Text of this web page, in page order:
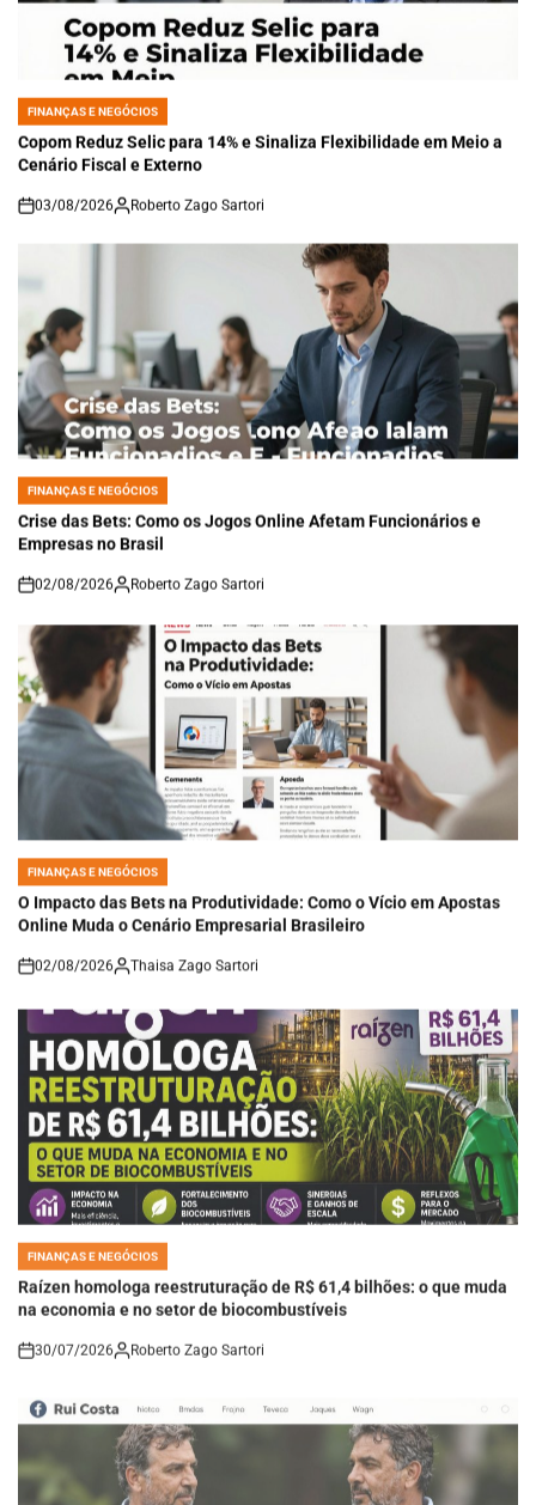
POSTED
IN
FINANÇAS E NEGÓCIOS
Copom Reduz Selic para 14% e Sinaliza Flexibilidade em Meio a
Cenário Fiscal e Externo
on
03/08/2026 Roberto Zago Sartori
POSTED
FINANÇAS E NEGÓCIOS
Crise das Bets: Como os Jogos Online Afetam Funcionários e
Empresas no Brasil
on
02/08/2026 Roberto Zago Sartori
POSTED
IN
FINANÇAS E NEGÓCIOS
O Impacto das Bets na Produtividade: Como o Vício em Apostas
Online Muda o Cenário Empresarial Brasileiro
on
POSTED
IN
Raízen homologa reestruturação de R$ 61,4 bilhões: o que muda
na economia e no setor de biocombustíveis
on